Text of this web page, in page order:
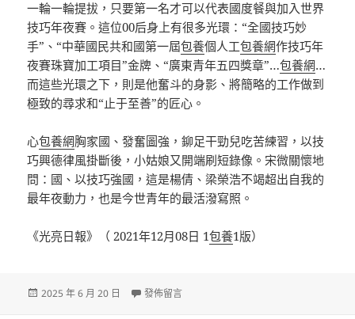
一輪一輪提拔，只要第一名才可以代表國度餐與加入世界
技巧年夜賽。這位00后身上有很多光環：“全國技巧妙
手”、“中華國民共和國第一屆包養個人工包養網作技巧年
夜賽珠寶加工項目”金牌、“廣東青年五四獎章”…包養網…
而這些光環之下，則是他奮斗的身影、將簡略的工作做到
極致的尋求和“止于至善”的匠心。
心包養網胸家國、發奮圖強，鉚足干勁兒吃苦練習，以技
巧興德律風掛斷後，小姑娘又開端刷短錄像。宋微關懷地
問：國、以技巧強國，這是楊倩、梁榮浩不竭超出自我的
最年夜動力，也是今世青年的最活潑寫照。
《光亮日報》（ 2021年12月08日 1包養1版）
發
2025 年 6 月 20 日 在〈逐找包養心得夢新時代 奮斗正芳華——記
發佈留言